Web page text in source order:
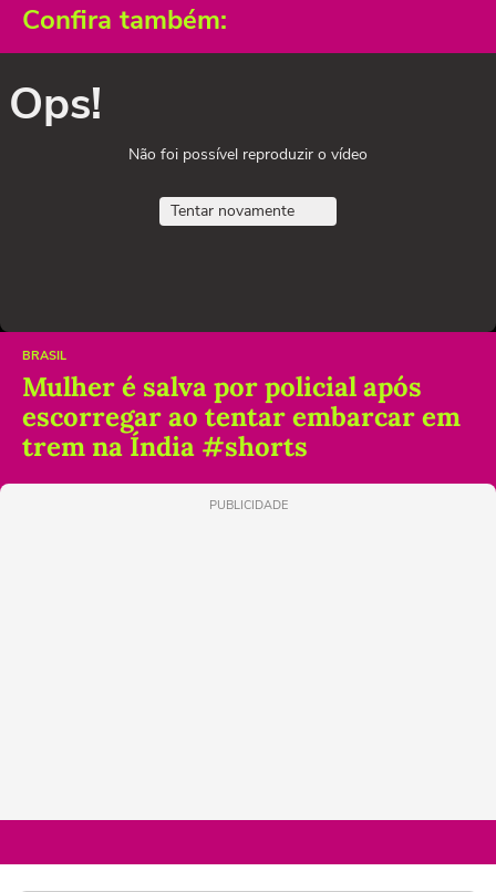
Confira também:
Ops!
Não foi possível reproduzir o vídeo
Tentar novamente
BRASIL
Mulher é salva por policial após
escorregar ao tentar embarcar em
trem na Índia #shorts
PUBLICIDADE